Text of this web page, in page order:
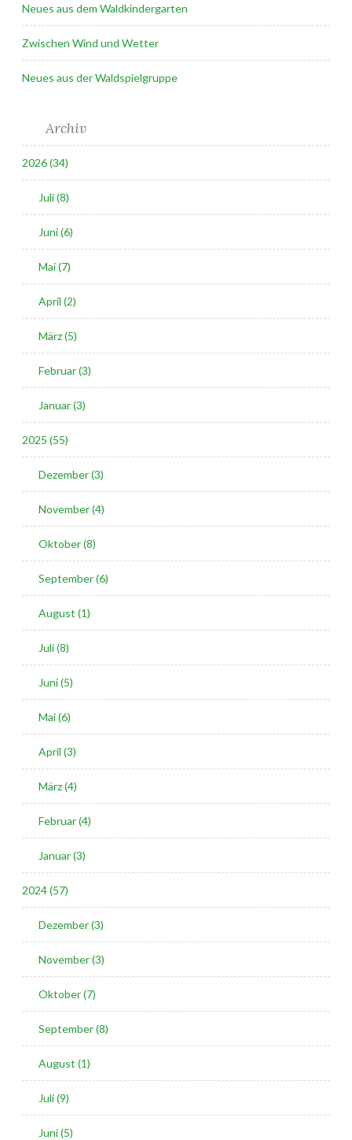
Neues aus dem Waldkindergarten
Zwischen Wind und Wetter
Neues aus der Waldspielgruppe
Archiv
2026 (34)
Juli (8)
Juni (6)
Mai (7)
April (2)
März (5)
Februar (3)
Januar (3)
2025 (55)
Dezember (3)
November (4)
Oktober (8)
September (6)
August (1)
Juli (8)
Juni (5)
Mai (6)
April (3)
März (4)
Februar (4)
Januar (3)
2024 (57)
Dezember (3)
November (3)
Oktober (7)
September (8)
August (1)
Juli (9)
Juni (5)